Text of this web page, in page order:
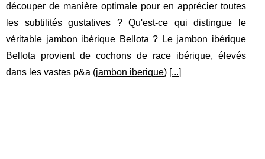
découper de manière optimale pour en apprécier toutes
les subtilités gustatives ? Qu'est-ce qui distingue le
véritable jambon ibérique Bellota ? Le jambon ibérique
Bellota provient de cochons de race ibérique, élevés
dans les vastes p&a (jambon iberique) [...]